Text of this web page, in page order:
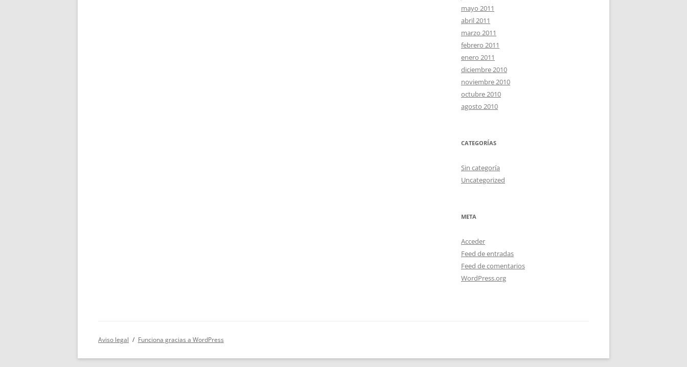
mayo 2011
abril 2011
marzo 2011
febrero 2011
enero 2011
diciembre 2010
noviembre 2010
octubre 2010
agosto 2010
CATEGORÍAS
Sin categoría
Uncategorized
META
Acceder
Feed de entradas
Feed de comentarios
WordPress.org
Aviso legal Funciona gracias a WordPress